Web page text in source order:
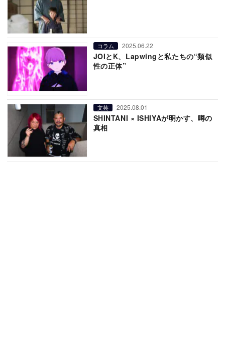
コラム 2025.06.22
JOIとK、Lapwingと私たちの“類似
性の正体”
文芸 2025.08.01
SHINTANI × ISHIYAが明かす、噂の
真相